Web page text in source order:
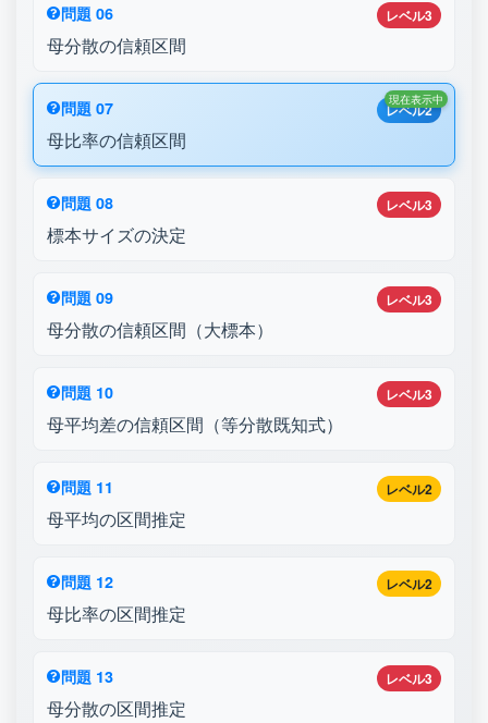
レベル3
問題 06
母分散の信頼区間
レベル2
問題 07
母比率の信頼区間
現在表示中
レベル3
問題 08
標本サイズの決定
レベル3
問題 09
母分散の信頼区間（大標本）
レベル3
問題 10
母平均差の信頼区間（等分散既知式）
レベル2
問題 11
母平均の区間推定
レベル2
問題 12
母比率の区間推定
レベル3
問題 13
母分散の区間推定